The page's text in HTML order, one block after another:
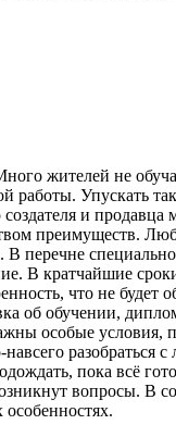
жителей не
работы. Упускать
и
преимуществ.
перечне
В кратчайшие
что не
об обучении,
особые
пока всё
вопросы. В
особенностях.